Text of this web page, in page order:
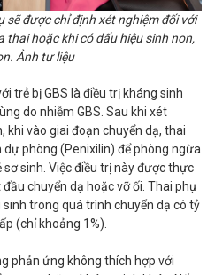
sẽ được chỉ định xét nghiệm đối với
thai hoặc khi có dấu hiệu sinh non,
Ảnh tư liệu
trẻ bị GBS là điều trị kháng sinh
do nhiễm GBS. Sau khi xét
khi vào giai đoạn chuyển dạ, thai
phòng (Penixilin) để phòng ngừa
sinh. Việc điều trị này được thực
chuyển dạ hoặc vỡ ối. Thai phụ
trong quá trình chuyển dạ có tỷ
(chỉ khoảng 1%).
phản ứng không thích hợp với